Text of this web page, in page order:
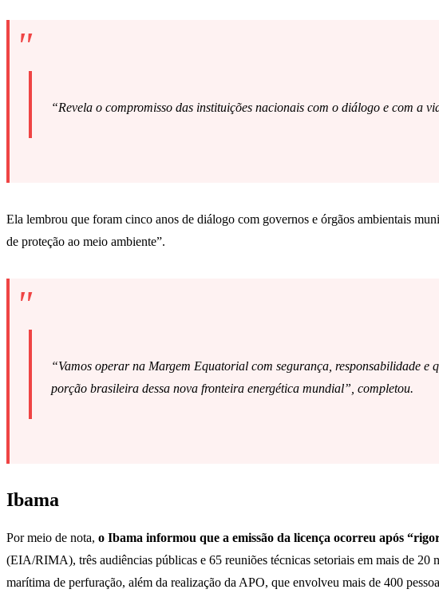
“Revela o compromisso das instituições nacionais com o diálogo e com a
Ela lembrou que foram cinco anos de diálogo com governos e órgãos ambientais
de proteção ao meio ambiente”.
“Vamos operar na Margem Equatorial com segurança, responsabilidade e
porção brasileira dessa nova fronteira energética mundial”, completou.
Ibama
Por meio de nota, o Ibama informou que a emissão da licença ocorreu após
(EIA/RIMA), três audiências públicas e 65 reuniões técnicas setoriais em mais de 20
marítima de perfuração, além da realização da APO, que envolveu mais de 400